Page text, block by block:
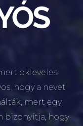
okleveles
hogy a nevet
mert egy
bizonyítja, hogy